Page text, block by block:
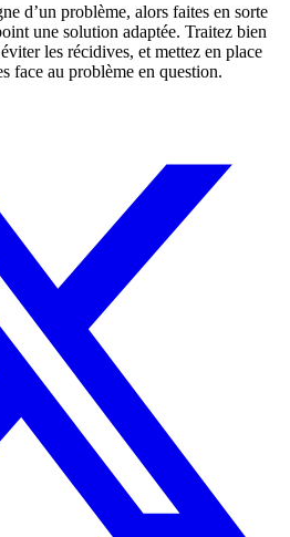
d’un problème, alors faites en sorte
une solution adaptée. Traitez bien
les récidives, et mettez en place
face au problème en question.